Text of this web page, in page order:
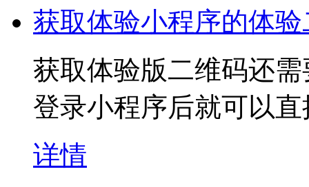
获取体验小程序的体
获取体验版二维码还
登录小程序后就可以
详情